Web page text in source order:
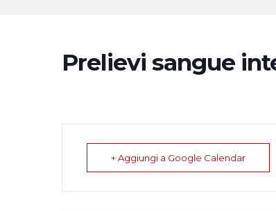
Prelievi sangue
+ Aggiungi a Google Calendar